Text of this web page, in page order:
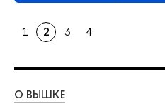
1 2 3 4
О ВЫШКЕ